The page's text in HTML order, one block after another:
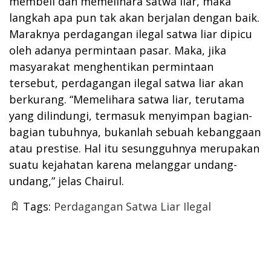
langkah apa pun tak akan berjalan dengan baik.
Maraknya perdagangan ilegal satwa liar dipicu
oleh adanya permintaan pasar. Maka, jika
masyarakat menghentikan permintaan
tersebut, perdagangan ilegal satwa liar akan
berkurang. “Memelihara satwa liar, terutama
yang dilindungi, termasuk menyimpan bagian-
bagian tubuhnya, bukanlah sebuah kebanggaan
atau prestise. Hal itu sesungguhnya merupakan
suatu kejahatan karena melanggar undang-
undang,” jelas Chairul.
Tags: Perdagangan Satwa Liar Ilegal